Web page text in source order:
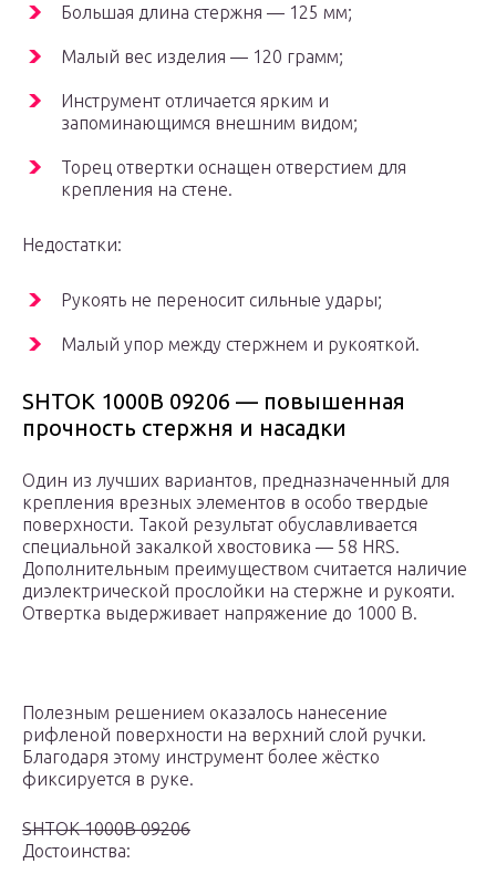
Большая длина стержня — 125 мм;
Малый вес изделия — 120 грамм;
Инструмент отличается ярким и
запоминающимся внешним видом;
Торец отвертки оснащен отверстием для
крепления на стене.
Недостатки:
Рукоять не переносит сильные удары;
Малый упор между стержнем и рукояткой.
SHTOK 1000B 09206 — повышенная
прочность стержня и насадки
Один из лучших вариантов, предназначенный для
крепления врезных элементов в особо твердые
поверхности. Такой результат обуславливается
специальной закалкой хвостовика — 58 HRS.
Дополнительным преимуществом считается наличие
диэлектрической прослойки на стержне и рукояти.
Отвертка выдерживает напряжение до 1000 В.
Полезным решением оказалось нанесение
рифленой поверхности на верхний слой ручки.
Благодаря этому инструмент более жёстко
фиксируется в руке.
SHTOK 1000B 09206
Достоинства: